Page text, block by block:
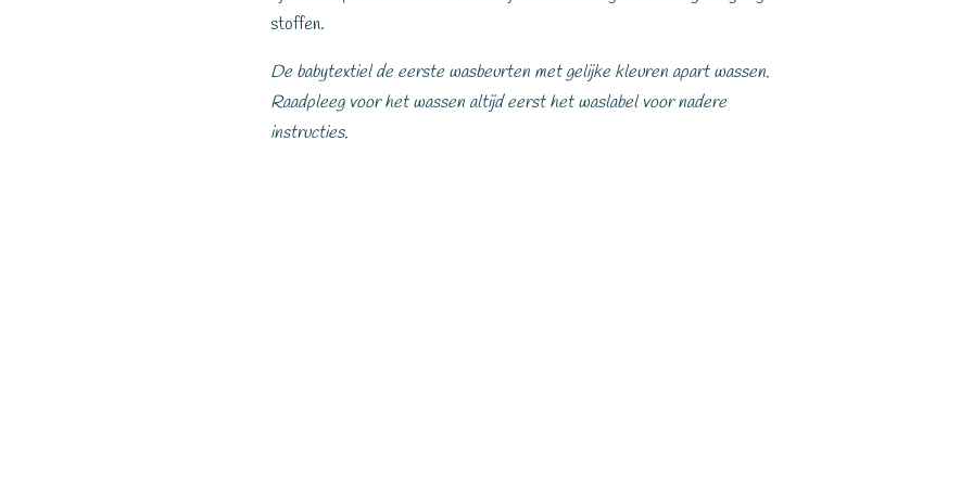
stoffen.
De babytextiel de eerste wasbeurten met gelijke kleuren apart wassen.
Raadpleeg voor het wassen altijd eerst het waslabel voor nadere
instructies.